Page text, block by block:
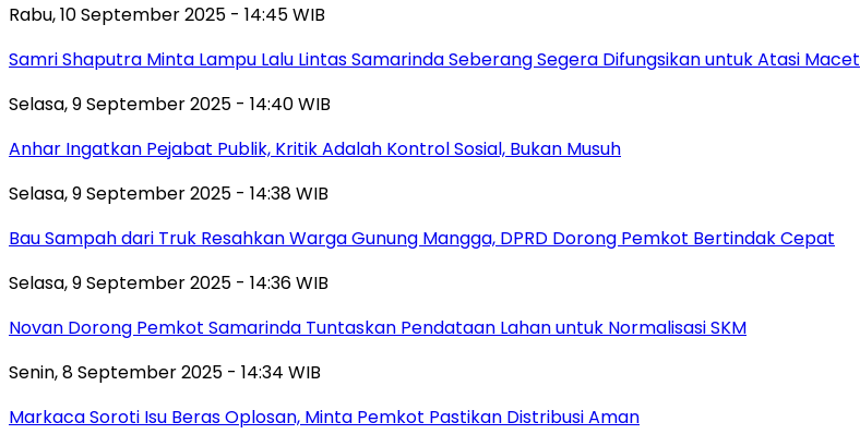
Rabu, 10 September 2025 - 14:45 WIB
Samri Shaputra Minta Lampu Lalu Lintas Samarinda Seberang Segera Difungsikan untuk Atasi Macet
Selasa, 9 September 2025 - 14:40 WIB
Anhar Ingatkan Pejabat Publik, Kritik Adalah Kontrol Sosial, Bukan Musuh
Selasa, 9 September 2025 - 14:38 WIB
Bau Sampah dari Truk Resahkan Warga Gunung Mangga, DPRD Dorong Pemkot Bertindak Cepat
Selasa, 9 September 2025 - 14:36 WIB
Novan Dorong Pemkot Samarinda Tuntaskan Pendataan Lahan untuk Normalisasi SKM
Senin, 8 September 2025 - 14:34 WIB
Markaca Soroti Isu Beras Oplosan, Minta Pemkot Pastikan Distribusi Aman